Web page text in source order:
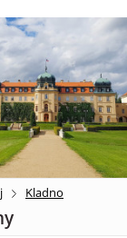
Kladno